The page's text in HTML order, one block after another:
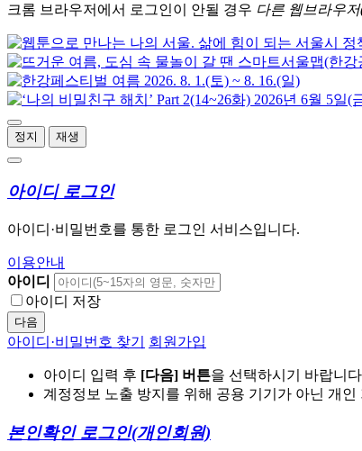
크롬 브라우저에서 로그인이 안될 경우 다른 웹브라우
정지 재생
아이디 로그인
아이디·비밀번호를 통한 로그인 서비스입니다.
이용안내
아이디
아이디 저장
다음
아이디·비밀번호 찾기 회원가입
아이디 입력 후 [다음] 버튼을 선택하시기 바랍니
계정정보 노출 방지를 위해 공용 기기가 아닌 개인
본인확인 로그인(개인회원)